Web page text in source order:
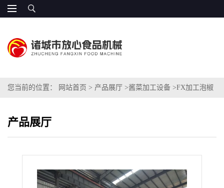
您当前的位置： 网站首页 > 产品展厅 >酱菜加工设备 >FX加工泡椒
产品展厅